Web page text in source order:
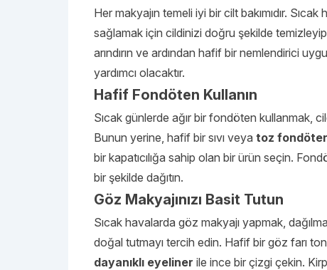
Her makyajın temeli iyi bir cilt bakımıdır.
sağlamak için cildinizi doğru şekilde
arındırın ve ardından hafif bir nemlendirici
yardımcı olacaktır.
Hafif Fondöten Kullanın
Sıcak günlerde ağır bir fondöten kullanmak,
Bunun yerine, hafif bir sıvı veya toz
bir kapatıcılığa sahip olan bir ürün seçin.
bir şekilde dağıtın.
Göz Makyajınızı Basit Tutun
Sıcak havalarda göz makyajı yapmak,
doğal tutmayı tercih edin. Hafif bir göz farı
dayanıklı eyeliner ile ince bir çizgi çekin.